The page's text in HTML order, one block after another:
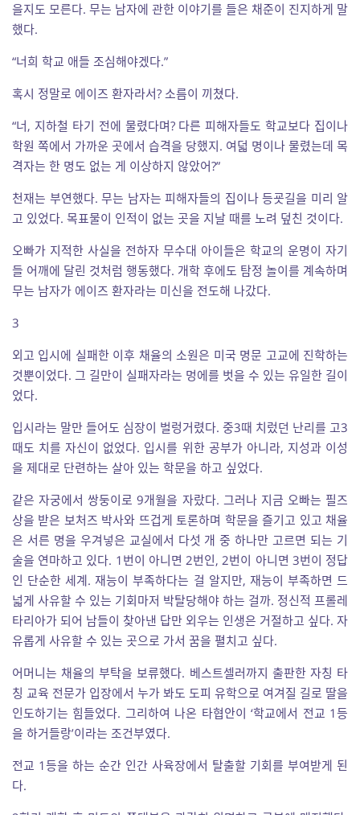
을지도 모른다. 무는 남자에 관한 이야기를 들은 채준이 진지하게 말
했다.
“너희 학교 애들 조심해야겠다.”
혹시 정말로 에이즈 환자라서? 소름이 끼쳤다.
“너, 지하철 타기 전에 물렸다며? 다른 피해자들도 학교보다 집이나
학원 쪽에서 가까운 곳에서 습격을 당했지. 여덟 명이나 물렸는데 목
격자는 한 명도 없는 게 이상하지 않았어?”
천재는 부연했다. 무는 남자는 피해자들의 집이나 등굣길을 미리 알
고 있었다. 목표물이 인적이 없는 곳을 지날 때를 노려 덮친 것이다.
오빠가 지적한 사실을 전하자 무수대 아이들은 학교의 운명이 자기
들 어깨에 달린 것처럼 행동했다. 개학 후에도 탐정 놀이를 계속하며
무는 남자가 에이즈 환자라는 미신을 전도해 나갔다.
3
외고 입시에 실패한 이후 채율의 소원은 미국 명문 고교에 진학하는
것뿐이었다. 그 길만이 실패자라는 멍에를 벗을 수 있는 유일한 길이
었다.
입시라는 말만 들어도 심장이 벌렁거렸다. 중3때 치렀던 난리를 고3
때도 치를 자신이 없었다. 입시를 위한 공부가 아니라, 지성과 이성
을 제대로 단련하는 살아 있는 학문을 하고 싶었다.
같은 자궁에서 쌍둥이로 9개월을 자랐다. 그러나 지금 오빠는 필즈
상을 받은 보처즈 박사와 뜨겁게 토론하며 학문을 즐기고 있고 채율
은 서른 명을 우겨넣은 교실에서 다섯 개 중 하나만 고르면 되는 기
술을 연마하고 있다. 1번이 아니면 2번인, 2번이 아니면 3번이 정답
인 단순한 세계. 재능이 부족하다는 걸 알지만, 재능이 부족하면 드
넓게 사유할 수 있는 기회마저 박탈당해야 하는 걸까. 정신적 프롤레
타리아가 되어 남들이 찾아낸 답만 외우는 인생은 거절하고 싶다. 자
유롭게 사유할 수 있는 곳으로 가서 꿈을 펼치고 싶다.
어머니는 채율의 부탁을 보류했다. 베스트셀러까지 출판한 자칭 타
칭 교육 전문가 입장에서 누가 봐도 도피 유학으로 여겨질 길로 딸을
인도하기는 힘들었다. 그리하여 나온 타협안이 ‘학교에서 전교 1등
을 하거들랑’이라는 조건부였다.
전교 1등을 하는 순간 인간 사육장에서 탈출할 기회를 부여받게 된
다.